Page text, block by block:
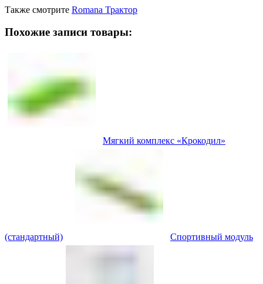
Также смотрите Romana Трактор
Похожие записи товары:
Мягкий комплекс «Крокодил»
(стандартный) Спортивный модуль